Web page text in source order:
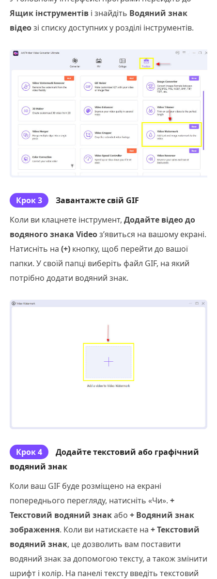
Ящик інструментів і знайдіть Водяний знак
відеозі списку доступних у розділі інструментів.
Крок 3
Завантажте свій GIF
Коли ви клацнете інструмент, Додайте відео до
водяного знака Videoз’явиться на вашому екрані.
Натисніть на (+) кнопку, щоб перейти до вашої
папки. У своїй папці виберіть файл GIF, на який
потрібно додати водяний знак.
Крок 4
Додайте текстовий або графічний
водяний знак
Коли ваш GIF буде розміщено на екрані
попереднього перегляду, натисніть «Чи». +
Текстовий водяний знакабо + Водяний знак
зображення. Коли ви натискаєте на + Текстовий
водяний знак, це дозволить вам поставити
водяний знак за допомогою тексту, а також змінити
шрифт і колір. На панелі тексту введіть текстовий